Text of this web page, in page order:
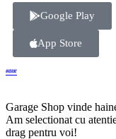
Google Play
App Store
Garage Shop vinde
Am selectionat cu
drag pentru voi!